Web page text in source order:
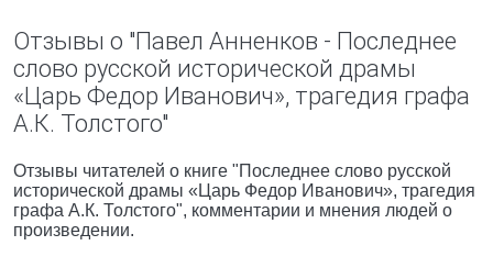
Отзывы о "Павел Анненков - Последнее
слово русской исторической драмы
«Царь Федор Иванович», трагедия графа
А.К. Толстого"
Отзывы читателей о книге "Последнее слово русской
исторической драмы «Царь Федор Иванович», трагедия
графа А.К. Толстого", комментарии и мнения людей о
произведении.